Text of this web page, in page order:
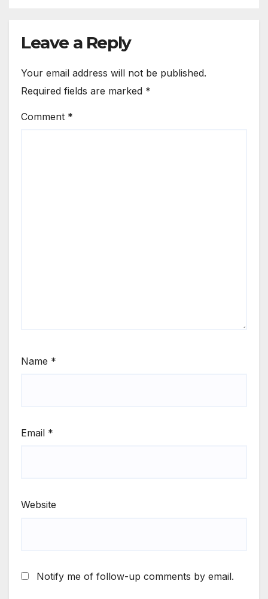
Leave a Reply
Your email address will not be published.
Required fields are marked *
Comment *
Name *
Email *
Website
Notify me of follow-up comments by email.